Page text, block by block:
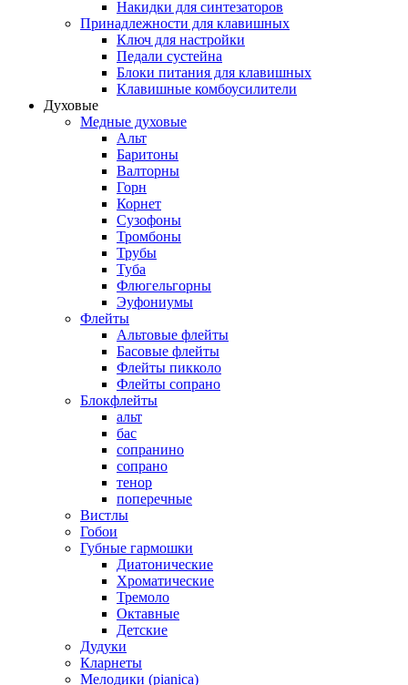
Накидки для синтезаторов
Принадлежности для клавишных
Ключ для настройки
Педали сустейна
Блоки питания для клавишных
Клавишные комбоусилители
Духовые
Медные духовые
Альт
Баритоны
Валторны
Горн
Корнет
Сузофоны
Тромбоны
Трубы
Туба
Флюгельгорны
Эуфониумы
Флейты
Альтовые флейты
Басовые флейты
Флейты пикколо
Флейты сопрано
Блокфлейты
альт
бас
сопранино
сопрано
тенор
поперечные
Вистлы
Гобои
Губные гармошки
Диатонические
Хроматические
Тремоло
Октавные
Детские
Дудуки
Кларнеты
Мелодики (pianica)